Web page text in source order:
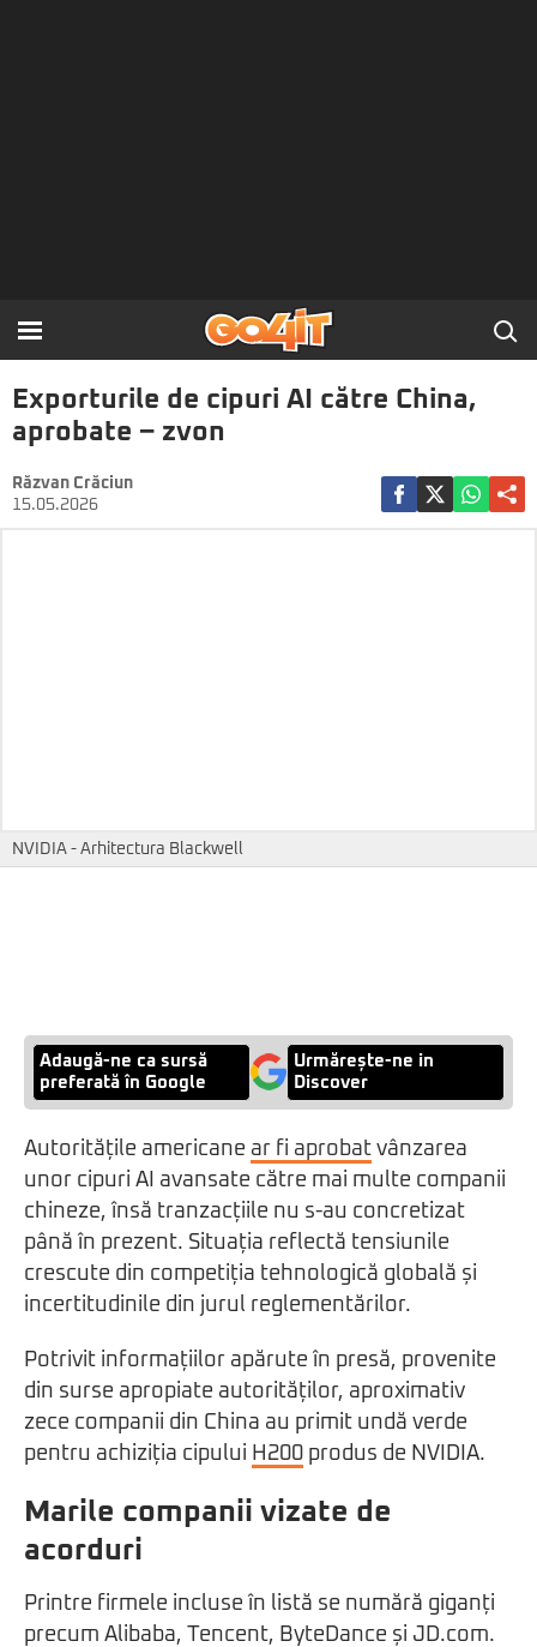
Exporturile de cipuri AI către China,
aprobate – zvon
Răzvan Crăciun
15.05.2026
NVIDIA - Arhitectura Blackwell
Adaugă-ne ca sursă
preferată în Google
Urmărește-ne in
Discover
Autoritățile americane ar fi aprobat vânzarea
unor cipuri AI avansate către mai multe companii
chineze, însă tranzacțiile nu s-au concretizat
până în prezent. Situația reflectă tensiunile
crescute din competiția tehnologică globală și
incertitudinile din jurul reglementărilor.
Potrivit informațiilor apărute în presă, provenite
din surse apropiate autorităților, aproximativ
zece companii din China au primit undă verde
pentru achiziția cipului H200 produs de NVIDIA.
Marile companii vizate de
acorduri
Printre firmele incluse în listă se numără giganți
precum Alibaba, Tencent, ByteDance și JD.com.